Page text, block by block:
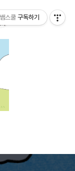
스쿨 구독하기